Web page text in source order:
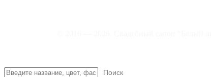
Поиск